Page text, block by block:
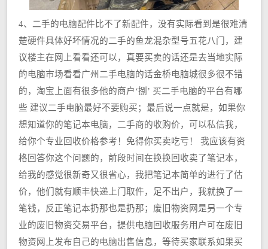
4、二手的电脑配件比不了新配件，没有实际看到是很难清
楚硬件具体好坏情况的二手的鱼龙混杂型号五花八门，建
议楼主在网上看看还可以，真要买卖的话还是去当地实际
的电脑市场看看广州二手电脑的话金桥电脑城很多很不错
的，淘宝上面有很多他的商户‘捌’ 买二手电脑的平台有哪
些 建议二手电脑最好不要购买；最后说一点就是，如果你
想知道你的笔记本电脑，二手商的收购价，可以私信我，
给你个专业回收价格参考！免得你买卖吃亏！ 我应该有资
格回答你这个问题的，前段时间在换换回收卖了笔记本，
给我的感觉很新奇又很省心，我把笔记本简单的进行了估
价，他们就有顺丰快递上门取件，足不出户，我就换了一
笔钱，反正笔记本扔那也是扔那；废旧物资网是另一个专
业的废旧物资交易平台，提供电脑回收服务用户可在废旧
物资网上发布自己的电脑出售信息，等待买家联系如果买